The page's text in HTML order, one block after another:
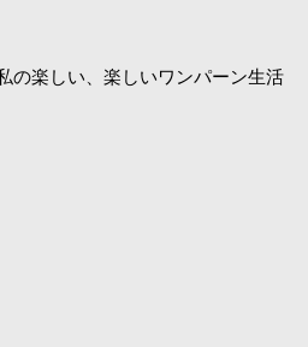
の楽しい、楽しいワンパーン生活